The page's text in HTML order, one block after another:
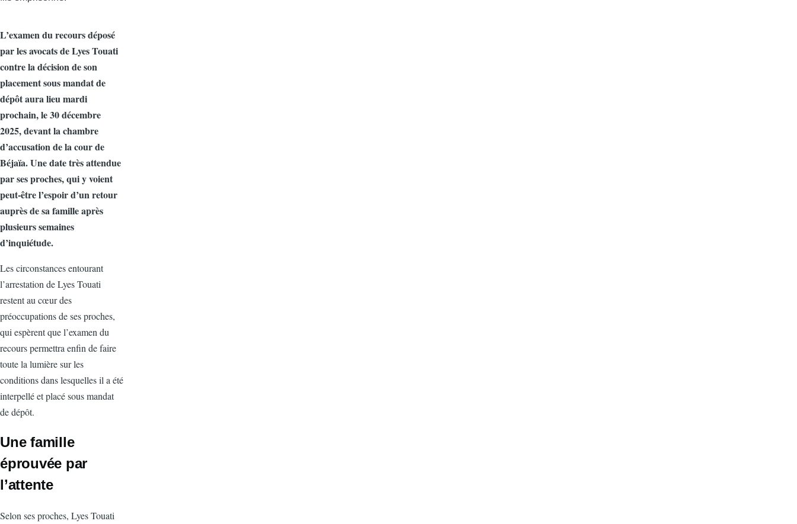
o
k
n
L’examen du recours déposé
par les avocats de Lyes Touati
contre la décision de son
placement sous mandat de
dépôt aura lieu mardi
prochain, le 30 décembre
2025, devant la chambre
d’accusation de la cour de
Béjaïa. Une date très attendue
par ses proches, qui y voient
peut‑être l’espoir d’un retour
auprès de sa famille après
plusieurs semaines
d’inquiétude.
Les circonstances entourant
l’arrestation de Lyes Touati
restent au cœur des
préoccupations de ses proches,
qui espèrent que l’examen du
recours permettra enfin de faire
toute la lumière sur les
conditions dans lesquelles il a été
interpellé et placé sous mandat
de dépôt.
Une famille
éprouvée par
l’attente
Selon ses proches, Lyes Touati